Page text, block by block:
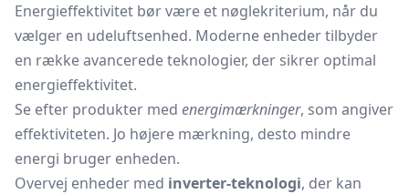
Energieffektivitet bør være et nøglekriterium, når du
vælger en udeluftsenhed. Moderne enheder tilbyder
en række avancerede teknologier, der sikrer optimal
energieffektivitet.
Se efter produkter med energimærkninger, som angiver
effektiviteten. Jo højere mærkning, desto mindre
energi bruger enheden.
Overvej enheder med inverter-teknologi, der kan